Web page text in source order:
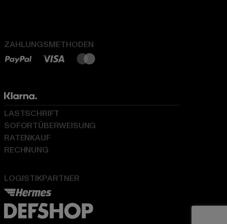
ZAHLUNGSMETHODEN
LOGISTIKPARTNER
LASTSCHRIFT
SOFORTÜBERWEISUNG
RATENKAUF
RECHNUNG